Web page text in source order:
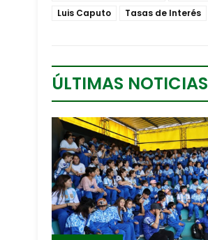
Luis Caputo
Tasas de Interés
ÚLTIMAS NOTICIAS